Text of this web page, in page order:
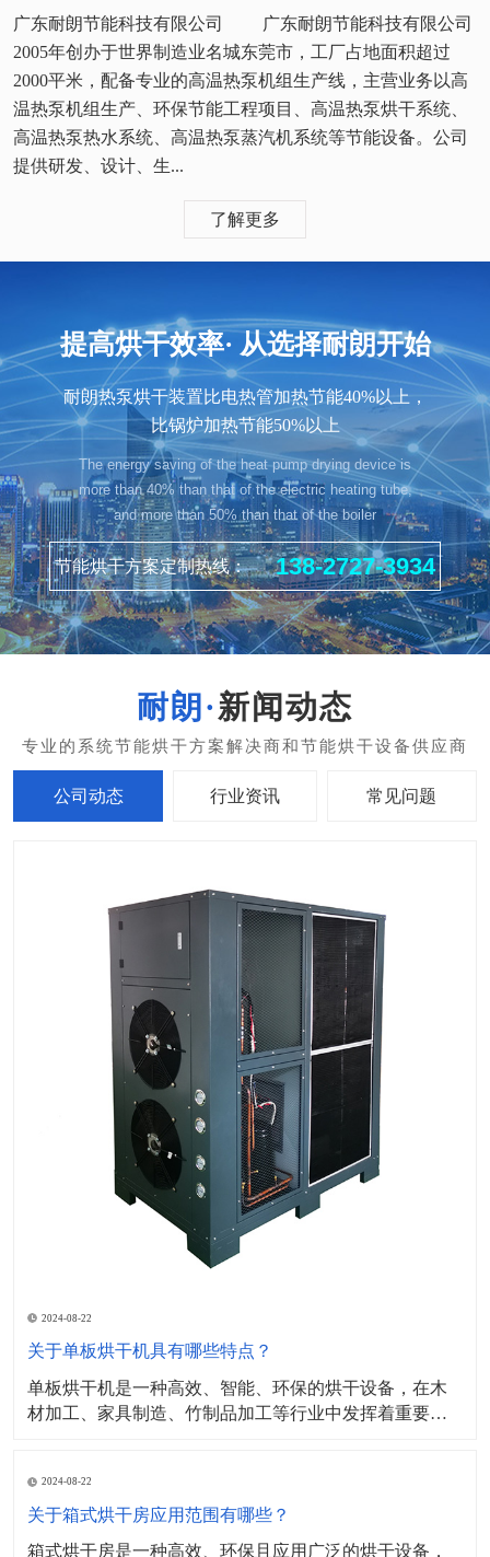
广东耐朗节能科技有限公司 广东耐朗节能科技有限公司
2005年创办于世界制造业名城东莞市，工厂占地面积超过
2000平米，配备专业的高温热泵机组生产线，主营业务以高
温热泵机组生产、环保节能工程项目、高温热泵烘干系统、
高温热泵热水系统、高温热泵蒸汽机系统等节能设备。公司
提供研发、设计、生...
了解更多
提高烘干效率· 从选择耐朗开始
耐朗热泵烘干装置比电热管加热节能40%以上，
比锅炉加热节能50%以上
The energy saving of the heat pump drying device is
more than 40% than that of the electric heating tube,
and more than 50% than that of the boiler
节能烘干方案定制热线： 138-2727-3934
新闻动态
公司动态 行业资讯 常见问题
2024-08-22
关于单板烘干机具有哪些特点？
单板烘干机是一种高效、智能、环保的烘干设备，在木
材加工、家具制造、竹制品加工等行业中发挥着重要作
产生热量，并将热量传递给单板，同时，设备内部的风
机或通风系统会产生气流，将单板表面的湿气带走，形
成对流，加
2024-08-22
关于箱式烘干房应用范围有哪些？
箱式烘干房是一种高效、环保且应用广泛的烘干设备，